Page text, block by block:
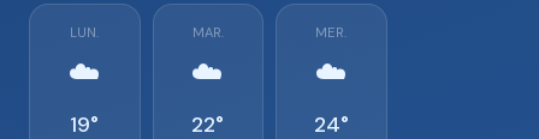
LUN.
☁️
19°
MAR.
☁️
22°
MER.
☁️
24°